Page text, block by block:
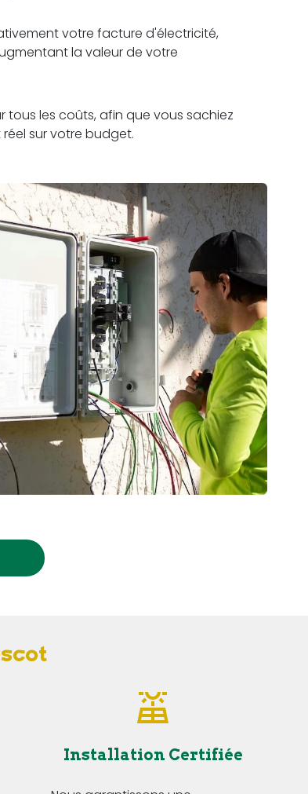
votre facture d'électricité,
la valeur de votre
tous les coûts, afin que vous sachiez
sur votre budget.
Installation Certifiée